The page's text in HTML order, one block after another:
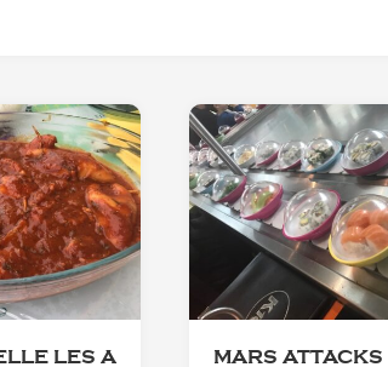
LES A
MARS ATTACKS